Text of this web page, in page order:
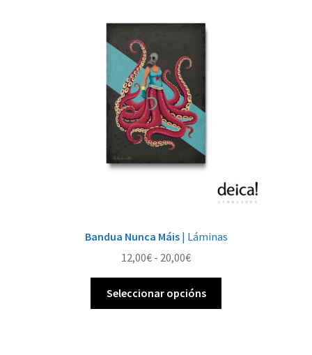
Bandua Nunca Máis| Láminas
12,00€ - 20,00€Rango
de
prezos:
desde
Seleccionar opcións